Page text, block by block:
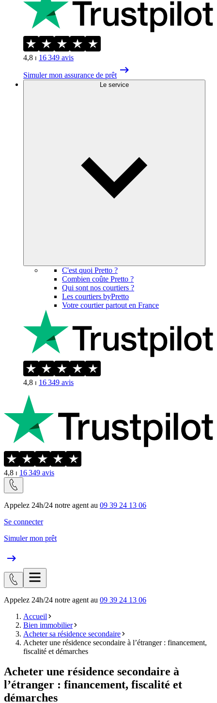
4,8 ⏐ 16 349 avis
Simuler mon assurance de prêt
Le service
C'est quoi Pretto ?
Combien coûte Pretto ?
Qui sont nos courtiers ?
Les courtiers byPretto
Votre courtier partout en France
4,8 ⏐ 16 349 avis
4,8 ⏐ 16 349 avis
Appelez 24h/24 notre agent au 09 39 24 13 06
Se connecter
Simuler mon prêt
Appelez 24h/24 notre agent au 09 39 24 13 06
Accueil
Bien immobilier
Acheter sa résidence secondaire
Acheter une résidence secondaire à l’étranger : financement,
fiscalité et démarches
Acheter une résidence secondaire à
l’étranger : financement, fiscalité et
démarches